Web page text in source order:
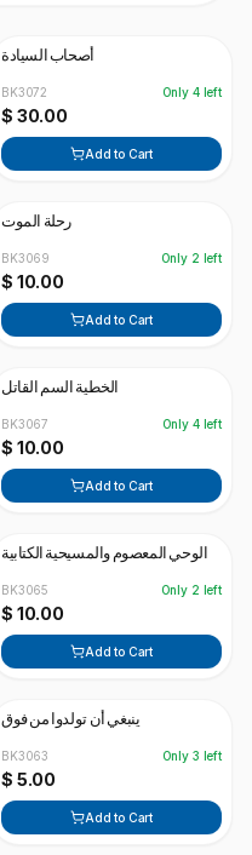
أصحاب السيادة
BK3072 Only 4left
$ 30.00
Add to Cart
رحلة الموت
BK3069 Only 2 left
$ 10.00
Add to Cart
الخطية السم القاتل
BK3067 Only 4left
$ 10.00
Add to Cart
الوحي المعصوم والمسيحية الكتابية
BK3065 Only 2 left
$ 10.00
Add to Cart
ينبغي أن تولدوا من فوق
BK3063 Only 3 left
$ 5.00
Add to Cart